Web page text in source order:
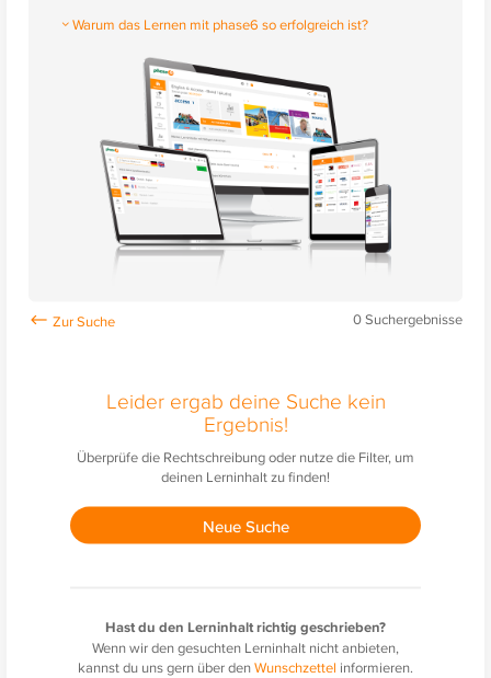
Warum das Lernen mit phase6 so erfolgreich ist?
0Suchergebnisse
Leider ergab deine Suche kein
Ergebnis!
Überprüfe die Rechtschreibung oder nutze die Filter, um
deinen Lerninhalt zu finden!
Neue Suche
Hast du den Lerninhalt richtig geschrieben?
Wenn wir den gesuchten Lerninhalt nicht anbieten,
kannst du uns gern über denWunschzettel informieren.